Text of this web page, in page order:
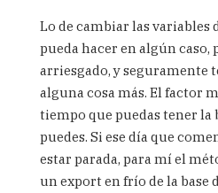
(not
Lo de cambiar las variables
pueda hacer en algún caso,
arriesgado, y seguramente
alguna cosa más. El factor
tiempo que puedas tener la
puedes. Si ese día que
estar parada, para mí el
un export en frío de la base